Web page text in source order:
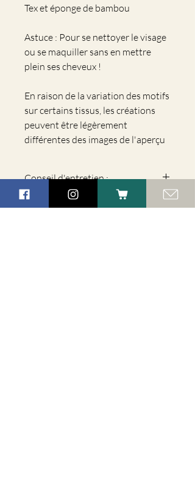
Tex et éponge de bambou
Astuce : Pour se nettoyer le visage
ou se maquiller sans en mettre
plein ses cheveux !
En raison de la variation des motifs
sur certains tissus, les créations
peuvent être légèrement
différentes des images de l'aperçu
Conseil d'entretien :
Lavage en machine à 30°, dans un filet